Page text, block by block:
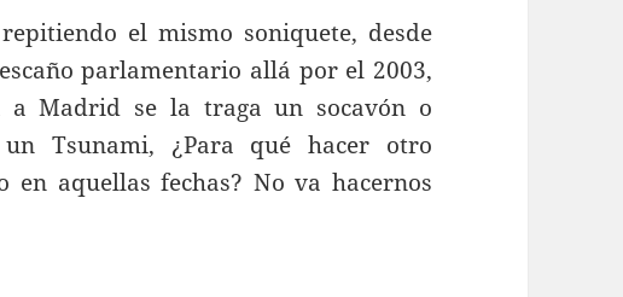
el mismo soniquete, desde
parlamentario allá por el 2003,
Madrid se la traga un socavón o
Tsunami, ¿Para qué hacer otro
aquellas fechas? No va hacernos